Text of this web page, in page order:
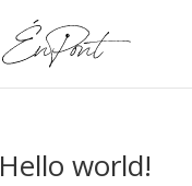
Hello world!